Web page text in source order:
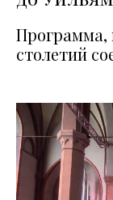
Программа,
столетий